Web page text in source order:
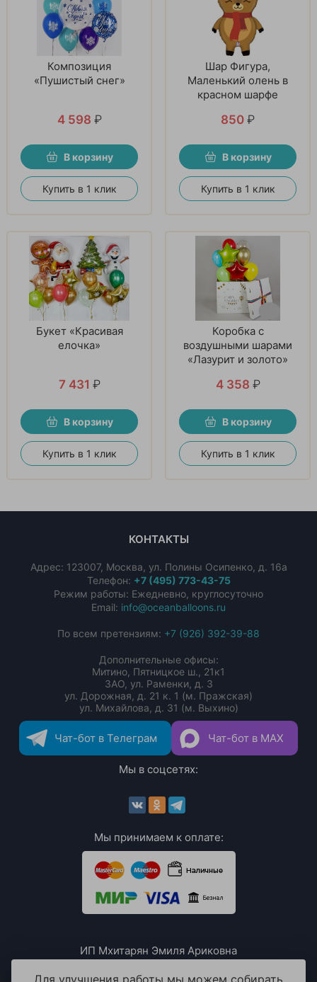
Композиция
«Пушистый снег»
4 598 ₽
В корзину
Купить в 1 клик
Шар Фигура,
Маленький олень в
красном шарфе
850 ₽
В корзину
Купить в 1 клик
Букет «Красивая
елочка»
7 431 ₽
В корзину
Купить в 1 клик
Коробка с
воздушными шарами
«Лазурит и золото»
4 358 ₽
В корзину
Купить в 1 клик
КОНТАКТЫ
Адрес: 123007, Москва, ул. Полины Осипенко, д. 16а
Телефон: +7 (495) 773-43-75
Режим работы: Ежедневно, круглосуточно
Email: info@oceanballoons.ru
По всем претензиям: +7 (926) 392-39-88
Дополнительные офисы:
Митино, Пятницкое ш., 21к1
ЗАО, ул. Раменки, д. 3
ул. Дорожная, д. 21 к. 1 (м. Пражская)
ул. Михайлова, д. 31 (м. Выхино)
Чат-бот в Телеграм Чат-бот в MAX
Мы в соцсетях:
Мы принимаем к оплате:
ИП Мхитарян Эмиля Ариковна
ИНН: 771385063807
ОГРН / ОГРНИП: 319508100076230
Для улучшения работы мы можем собирать